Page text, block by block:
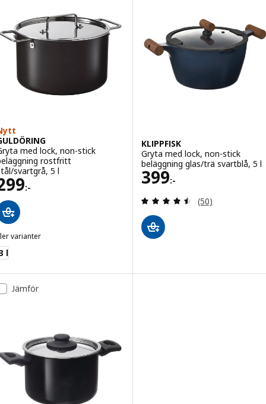
med lock, non-stick
rostfritt
svartgrå, 5 l
:-
299:-
varianter
l
KLIPPFISK
Gryta med lock, non-stick
beläggning glas/trä svartblå, 5 l
399:-
Pris 399:-
Recensera:
(50)
Jämför